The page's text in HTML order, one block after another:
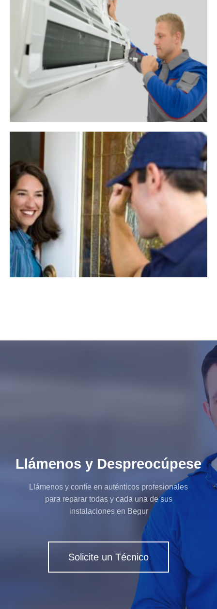
Llámenos y Despreocúpese
Llámenos y confíe en auténticos profesionales
para reparar todas y cada una de sus
instalaciones en Begur
Solicite un Técnico